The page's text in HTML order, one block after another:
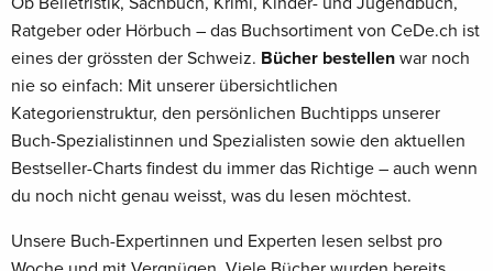
Ratgeber oder Hörbuch – das Buchsortiment von CeDe.ch ist
eines der grössten der Schweiz. Bücher bestellen war noch
nie so einfach: Mit unserer übersichtlichen
Kategorienstruktur, den persönlichen Buchtipps unserer
Buch-Spezialistinnen und Spezialisten sowie den aktuellen
Bestseller-Charts findest du immer das Richtige – auch wenn
du noch nicht genau weisst, was du lesen möchtest.
Unsere Buch-Expertinnen und Experten lesen selbst pro